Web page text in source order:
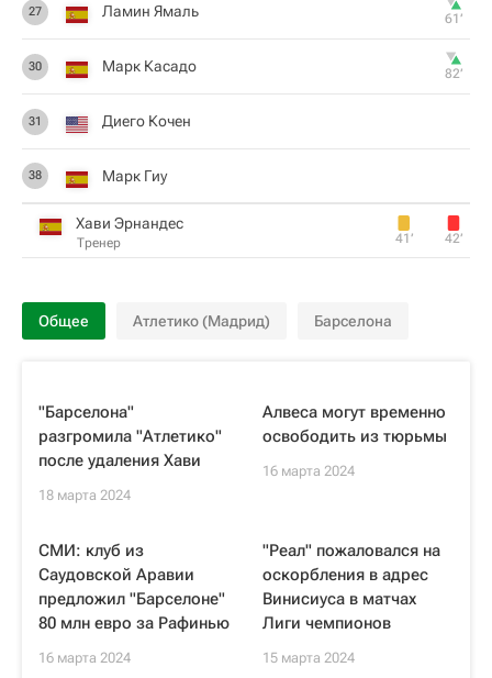
27 Ламин Ямаль 61‎’‎
30 Марк Касадо 82‎’‎
31 Диего Кочен
38 Марк Гиу
Хави Эрнандес
Тренер 41‎’‎ 42‎’‎
Общее Атлетико (Мадрид) Барселона
"Барселона"
разгромила "Атлетико"
после удаления Хави
18 марта 2024
Алвеса могут временно
освободить из тюрьмы
16 марта 2024
СМИ: клуб из
Саудовской Аравии
предложил "Барселоне"
80 млн евро за Рафинью
16 марта 2024
"Реал" пожаловался на
оскорбления в адрес
Винисиуса в матчах
Лиги чемпионов
15 марта 2024